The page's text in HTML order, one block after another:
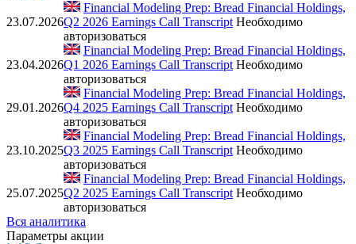
23.07.2026
Financial Modeling Prep: Bread Financial Holdings,
Q2 2026 Earnings Call Transcript Необходимо
авторизоваться
23.04.2026
Financial Modeling Prep: Bread Financial Holdings,
Q1 2026 Earnings Call Transcript Необходимо
авторизоваться
29.01.2026
Financial Modeling Prep: Bread Financial Holdings,
Q4 2025 Earnings Call Transcript Необходимо
авторизоваться
23.10.2025
Financial Modeling Prep: Bread Financial Holdings,
Q3 2025 Earnings Call Transcript Необходимо
авторизоваться
25.07.2025
Financial Modeling Prep: Bread Financial Holdings,
Q2 2025 Earnings Call Transcript Необходимо
авторизоваться
Вся аналитика
Параметры акции